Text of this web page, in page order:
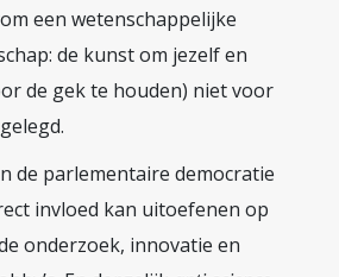
een wetenschappelijke
de kunst om jezelf en
de gek te houden) niet voor
de parlementaire democratie
invloed kan uitoefenen op
onderzoek, innovatie en